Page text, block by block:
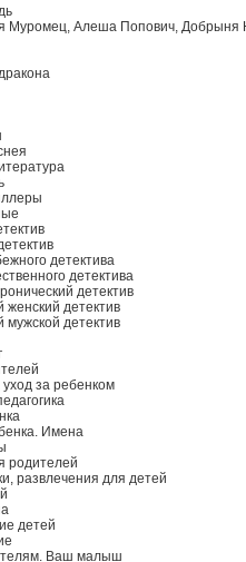
Муромец, Алеша Попович, Добрыня
детектива
детектива
детектив
женский детектив
мужской детектив
за ребенком
Имена
родителей
развлечения для детей
детей
Ваш малыш